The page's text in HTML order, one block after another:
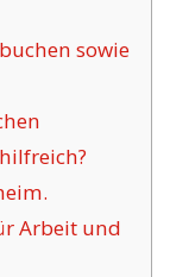
sowie
Arbeit und